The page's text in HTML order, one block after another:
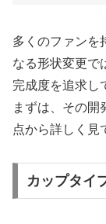
多くのファンを
なる形状変更で
完成度を追求し
まずは、その開
点から詳しく見
カップタイ